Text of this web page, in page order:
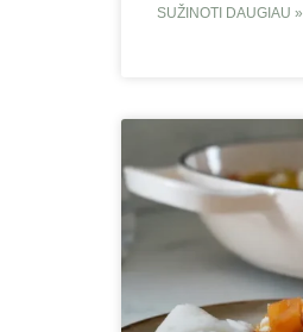
SUŽINOTI DAUGIAU »